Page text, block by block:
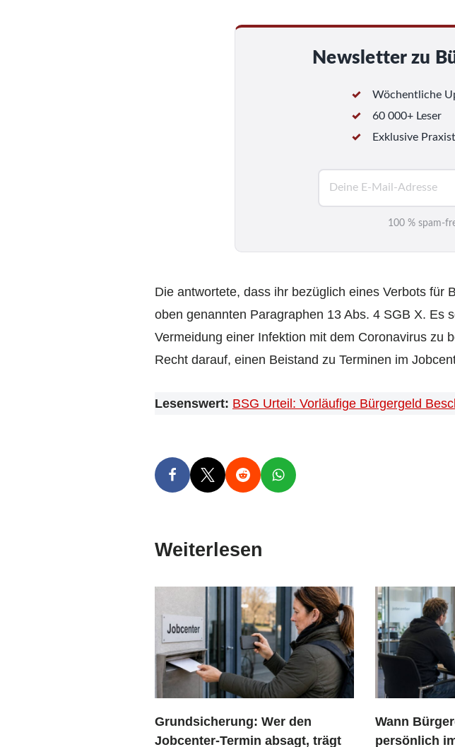
Newsletter zu
Wöchentliche
60 000+ Leser
Exklusive
i
*
100 % spam-
Die antwortete, dass ihr bezüglich eines Verbots für
oben genannten Paragraphen 13 Abs. 4 SGB X. Es
Vermeidung einer Infektion mit dem Coronavirus zu
Recht darauf, einen Beistand zu Terminen im
Lesenswert: BSG Urteil: Vorläufige Bürgergeld
Weiterlesen
Grundsicherung: Wer den
Jobcenter-Termin absagt, trägt
Wann
persönlich